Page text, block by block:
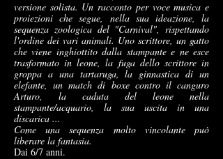
versione solista. Un racconto per voce musica e
proiezioni che segue, nella sua ideazione, la
sequenza zoologica del "Carnival", rispettando
l'ordine dei vari animali. Uno scrittore, un gatto
che viene inghiottito dalla stampante e ne esce
trasformato in leone, la fuga dello scrittore in
groppa a una tartaruga, la ginnastica di un
elefante, un match di boxe contro il canguro
Arturo, la caduta del leone nella
stampante/acquario, la sua uscita in una
discarica ...
Come una sequenza molto vincolante può
liberare la fantasia.
Dai 6/7 anni.